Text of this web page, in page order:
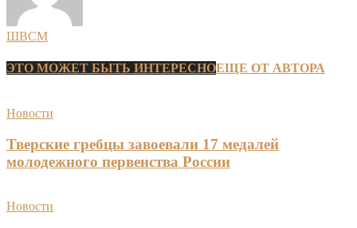
ШВСМ
ЭТО МОЖЕТ БЫТЬ ИНТЕРЕСНОЕЩЕ ОТ АВТОРА
Новости
Тверские гребцы завоевали 17 медалей
молодежного первенства России
Новости